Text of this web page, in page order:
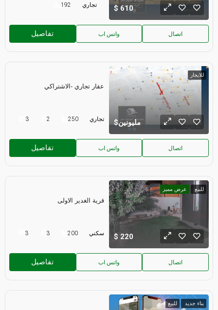
610
192 تجاري
تفاصيل واتس اب اتصال
للايجار
مليونين
عقار تجاري -الاشتراكي
3 2 250 تجاري
تفاصيل واتس اب اتصال
للبيع عرض مميز
220
قرية الغدير الاولى
3 3 200 سكني
تفاصيل واتس اب اتصال
بناء جديد للبيع